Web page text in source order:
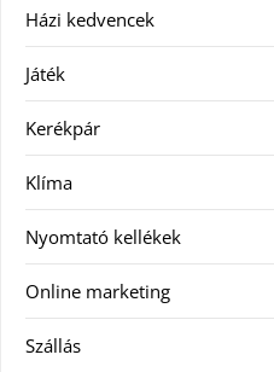
Házi kedvencek
Játék
Kerékpár
Klíma
Nyomtató kellékek
Online marketing
Szállás